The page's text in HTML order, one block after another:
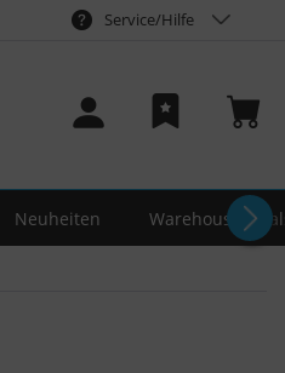
Service/Hilfe
Neuheiten Warehouse-